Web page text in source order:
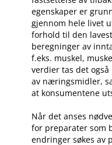
egenskaper er
gjennom hele livet
forhold til den
beregninger av
f.eks. muskel,
verdier tas det
av næringsmidler,
at konsumentene
Når det anses
for preparater som
endringer søkes av